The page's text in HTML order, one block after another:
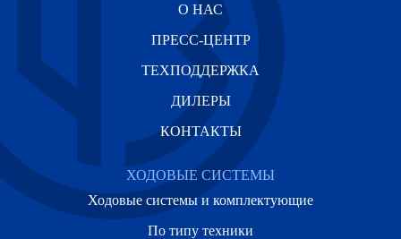
О НАС
ПРЕСС-ЦЕНТР
ТЕХПОДДЕРЖКА
ДИЛЕРЫ
КОНТАКТЫ
ХОДОВЫЕ СИСТЕМЫ
Ходовые системы и комплектующие
По типу техники